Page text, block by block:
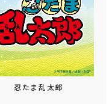
忍たま乱太郎